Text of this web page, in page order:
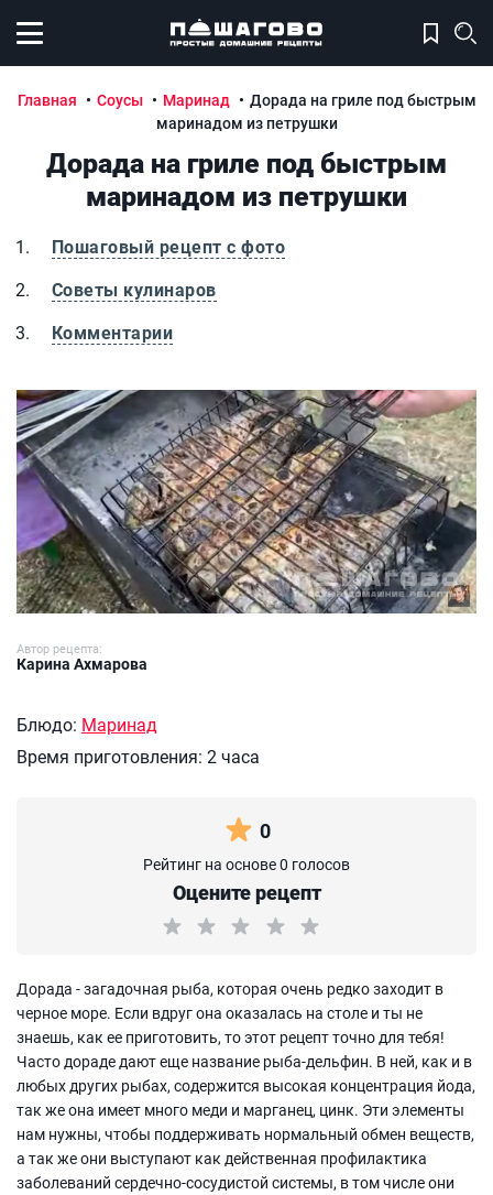
Открыть меню
Главная Соусы Маринад
Дорада на гриле под быстрым
маринадом из петрушки
Дорада на гриле под быстрым
маринадом из петрушки
Пошаговый рецепт с фото
Советы кулинаров
Комментарии
Дорада на гриле под быстрым маринадом из петрушки
Автор рецепта:
Карина Ахмарова
Блюдо: Маринад
Время приготовления: 2 часа
0
Рейтинг на основе 0 голосов
Оцените рецепт
Дорада - загадочная рыба, которая очень редко заходит в
черное море. Если вдруг она оказалась на столе и ты не
знаешь, как ее приготовить, то этот рецепт точно для тебя!
Часто дораде дают еще название рыба-дельфин. В ней, как и в
любых других рыбах, содержится высокая концентрация йода,
так же она имеет много меди и марганец, цинк. Эти элементы
нам нужны, чтобы поддерживать нормальный обмен веществ,
а так же они выступают как действенная профилактика
заболеваний сердечно-сосудистой системы, в том числе они